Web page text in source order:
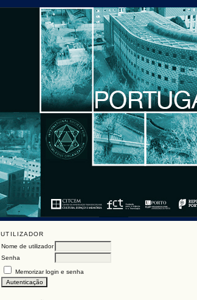
UTILIZADOR
Nome de utilizador
Senha
Memorizar login e senha